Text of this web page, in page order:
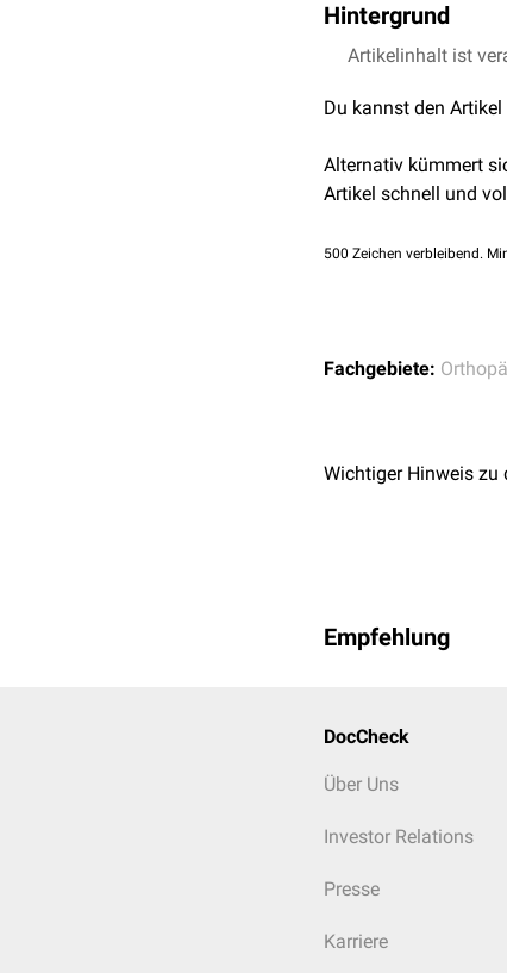
Hintergrund
Der CE-Winkel
größer als 26° sein.
Im Gegensatz zum
azetabuläre
Artikelinhalt ist
Du kannst den
Alternativ kümmert
Artikel schnell und
500 Zeichen verbleibend.
Fachgebiete:
Wichtiger Hinweis zu
Empfehlung
DocCheck
Über Uns
Investor Relations
Presse
Karriere